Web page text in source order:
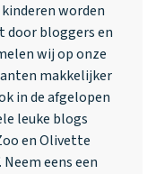
worden
door bloggers en
wij op onze
makkelijker
in de afgelopen
leuke blogs
en Olivette
eens een